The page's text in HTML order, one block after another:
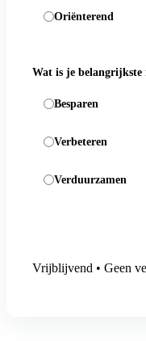
Oriënterend
Wat is je belangrijkste
Besparen
Verbeteren
Verduurzamen
Vrijblijvend • Geen